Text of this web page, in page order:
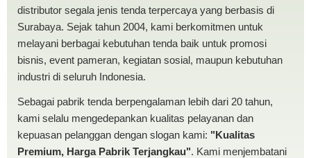
distributor segala jenis tenda terpercaya yang berbasis di
Surabaya. Sejak tahun 2004, kami berkomitmen untuk
melayani berbagai kebutuhan tenda baik untuk promosi
bisnis, event pameran, kegiatan sosial, maupun kebutuhan
industri di seluruh Indonesia.
Sebagai pabrik tenda berpengalaman lebih dari 20 tahun,
kami selalu mengedepankan kualitas pelayanan dan
kepuasan pelanggan dengan slogan kami: "Kualitas
Premium, Harga Pabrik Terjangkau". Kami menjembatani